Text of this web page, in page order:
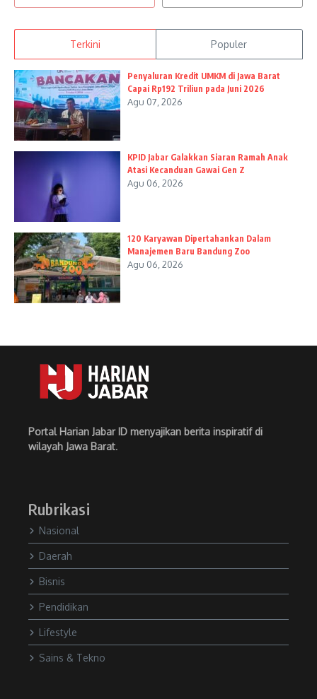
Terkini Populer
Penyaluran Kredit UMKM di Jawa Barat
Capai Rp192 Triliun pada Juni 2026
Agu 07, 2026
KPID Jabar Galakkan Siaran Ramah Anak
Atasi Kecanduan Gawai Gen Z
Agu 06, 2026
120 Karyawan Dipertahankan Dalam
Manajemen Baru Bandung Zoo
Agu 06, 2026
Portal Harian Jabar ID menyajikan berita inspiratif di
wilayah Jawa Barat.
Rubrikasi
Nasional
Daerah
Bisnis
Pendidikan
Lifestyle
Sains & Tekno